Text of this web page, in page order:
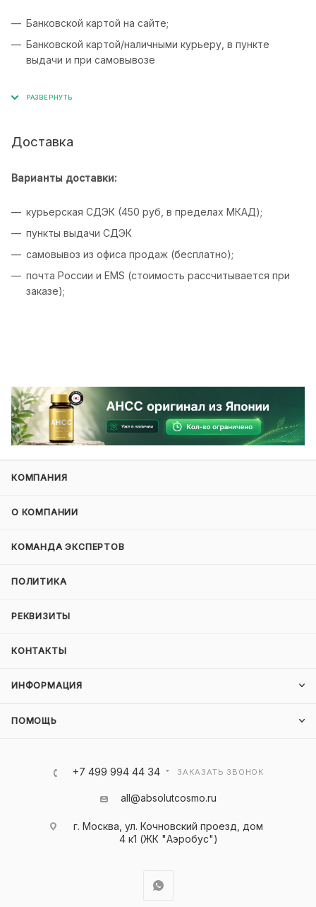
Банковской картой на сайте;
Банковской картой/наличными курьеру, в пункте
выдачи и при самовывозе
Доставка
Варианты доставки:
курьерская СДЭК (450 руб, в пределах МКАД);
пункты выдачи СДЭК
самовывоз из офиса продаж (бесплатно);
почта России и EMS (стоимость рассчитывается при
заказе);
КОМПАНИЯ
О КОМПАНИИ
КОМАНДА ЭКСПЕРТОВ
ПОЛИТИКА
РЕКВИЗИТЫ
КОНТАКТЫ
ИНФОРМАЦИЯ
ПОМОЩЬ
+7 499 994 44 34 ЗАКАЗАТЬ ЗВОНОК
all@absolutcosmo.ru
г. Москва, ул. Кочновский проезд, дом
4 к1 (ЖК "Аэробус")